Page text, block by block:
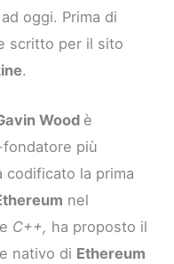
oggi. Prima di
scritto per il sito
.
Wood è
più
codificato la prima
nel
C++, ha proposto il
nativo di Ethereum